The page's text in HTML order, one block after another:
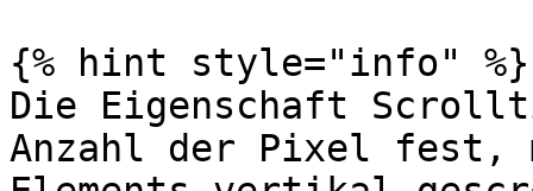
{% hint style="info" %}
Die Eigenschaft
Anzahl der Pixel fest,